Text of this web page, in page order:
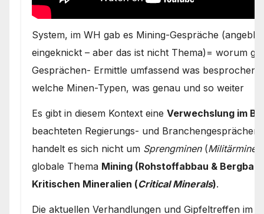
System, im WH gab es Mining-Gespräche
eingeknickt – aber das ist nicht Thema)= worum
Gesprächen- Ermittle umfassend was besprochen
welche Minen-Typen, was genau und so weiter
Es gibt in diesem Kontext eine Verwechslung im
beachteten Regierungs- und Branchengesprächen
handelt es sich nicht um Sprengminen(Militärminen
globale Thema Mining (Rohstoffabbau & Bergbau)
Kritischen Mineralien (Critical Minerals).
Die aktuellen Verhandlungen und Gipfeltreffen im